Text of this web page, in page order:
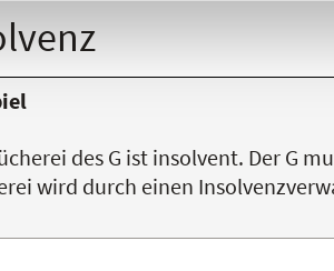
des G ist insolvent. Der G
wird durch einen